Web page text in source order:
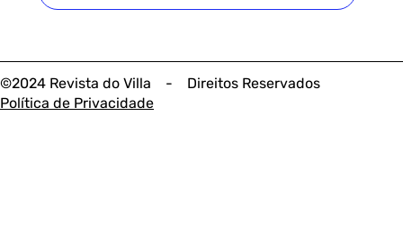
©2024 Revista do Villa - Direitos Reservados
Política de Privacidade